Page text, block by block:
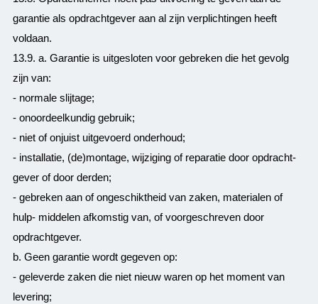
garantie als opdrachtgever aan al zijn verplichtingen heeft
voldaan.
13.9. a. Garantie is uitgesloten voor gebreken die het gevolg
zijn van:
- normale slijtage;
- onoordeelkundig gebruik;
- niet of onjuist uitgevoerd onderhoud;
- installatie, (de)montage, wijziging of reparatie door opdracht-
gever of door derden;
- gebreken aan of ongeschiktheid van zaken, materialen of
hulp- middelen afkomstig van, of voorgeschreven door
opdrachtgever.
b. Geen garantie wordt gegeven op:
- geleverde zaken die niet nieuw waren op het moment van
levering;